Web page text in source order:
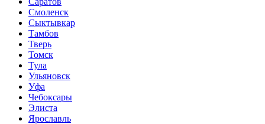
Смоленск
Сыктывкар
Тамбов
Тверь
Томск
Тула
Ульяновск
Уфа
Чебоксары
Элиста
Ярославль